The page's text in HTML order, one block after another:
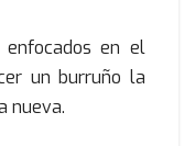
en el
un burruño la
nueva.